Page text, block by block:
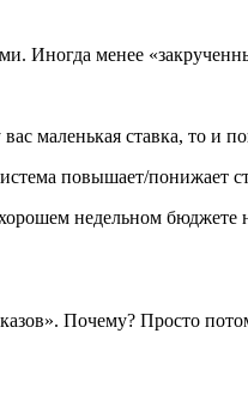
Иногда менее
маленькая ставка, то и
повышает/понижает
недельном бюджете
Почему? Просто